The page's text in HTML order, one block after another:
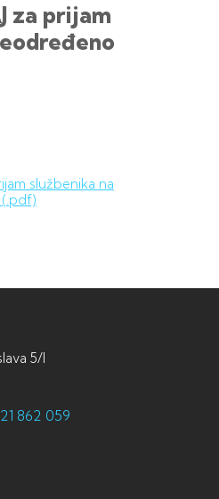
za prijam
službenika na
5/I
862 059